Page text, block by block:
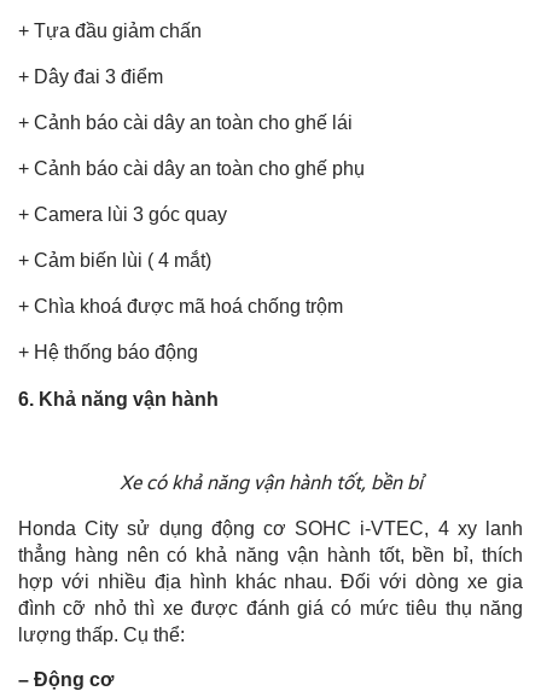
+ Tựa đầu giảm chấn
+ Dây đai 3 điểm
+ Cảnh báo cài dây an toàn cho ghế lái
+ Cảnh báo cài dây an toàn cho ghế phụ
+ Camera lùi 3 góc quay
+ Cảm biến lùi ( 4 mắt)
+ Chìa khoá được mã hoá chống trộm
+ Hệ thống báo động
6. Khả năng vận hành
Xe có khả năng vận hành tốt, bền bỉ
Honda City sử dụng động cơ SOHC i-VTEC, 4 xy lanh
thẳng hàng nên có khả năng vận hành tốt, bền bỉ, thích
hợp với nhiều địa hình khác nhau. Đối với dòng xe gia
đình cỡ nhỏ thì xe được đánh giá có mức tiêu thụ năng
lượng thấp. Cụ thể:
– Động cơ